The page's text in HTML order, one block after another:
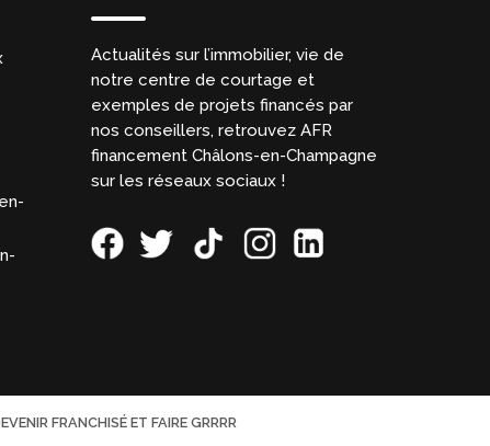
Actualités sur l’immobilier, vie de
notre centre de courtage et
exemples de projets financés par
nos conseillers, retrouvez AFR
financement Châlons-en-Champagne
sur les réseaux sociaux !
FRANCHISÉ ET FAIRE GRRRR